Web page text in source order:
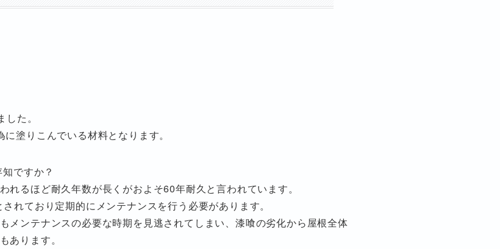
た。
塗りこんでいる材料となります。
ですか？
れるほど耐久年数が長くがおよそ60年耐久と言われています。
されており定期的にメンテナンスを行う必要があります。
メンテナンスの必要な時期を見逃されてしまい、漆喰の劣化から屋根全体
あります。